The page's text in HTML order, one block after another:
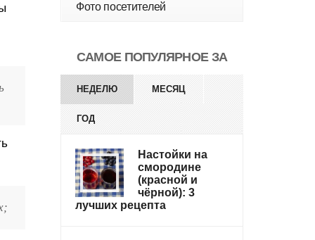
Фото посетителей
САМОЕ ПОПУЛЯРНОЕ ЗА
НЕДЕЛЮ МЕСЯЦ
ГОД
Настойки на
смородине
(красной и
чёрной): 3
лучших рецепта